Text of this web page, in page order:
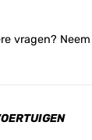
vragen?